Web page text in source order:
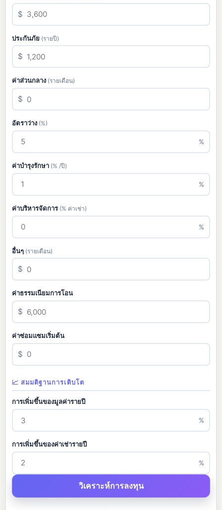
$
ประกันภัย (รายปี)
$
ค่าส่วนกลาง (รายเดือน)
$
อัตราว่าง (%)
%
ค่าบำรุงรักษา (% /ปี)
%
ค่าบริหารจัดการ (% ค่าเช่า)
%
อื่นๆ (รายเดือน)
$
ค่าธรรมเนียมการโอน
$
ค่าซ่อมแซมเริ่มต้น
$
📈 สมมติฐานการเติบโต
การเพิ่มขึ้นของมูลค่ารายปี
%
การเพิ่มขึ้นของค่าเช่ารายปี
%